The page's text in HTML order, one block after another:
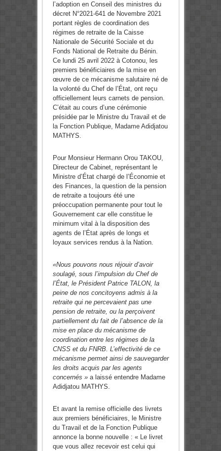
l’adoption en Conseil des ministres du
décret N°2021-641 de Novembre 2021
portant règles de coordination des
régimes de retraite de la Caisse
Nationale de Sécurité Sociale et du
Fonds National de Retraite du Bénin.
Ce lundi 25 avril 2022 à Cotonou, les
premiers bénéficiaires de la mise en
œuvre de ce mécanisme salutaire né de
la volonté du Chef de l’État, ont reçu
officiellement leurs carnets de pension.
C’était au cours d’une cérémonie
présidée par le Ministre du Travail et de
la Fonction Publique, Madame Adidjatou
MATHYS.
Pour Monsieur Hermann Orou TAKOU,
Directeur de Cabinet, représentant le
Ministre d’État chargé de l’Économie et
des Finances, la question de la pension
de retraite a toujours été une
préoccupation permanente pour tout le
Gouvernement car elle constitue le
minimum vital à la disposition des
agents de l’État après de longs et
loyaux services rendus à la Nation.
«Nous pouvons nous réjouir d’avoir
soulagé, sous l’impulsion du Chef de
l’État, le Président Patrice TALON, la
peine de nos concitoyens admis à la
retraite qui ne percevaient pas une
pension de retraite, ou la perçoivent
partiellement du fait de l’absence de la
mise en place du mécanisme de
coordination entre les régimes de la
CNSS et du FNRB. L’effectivité de ce
mécanisme permet ainsi de sauvegarder
les droits acquis par les agents
concernés »a laissé entendre Madame
Adidjatou MATHYS.
Et avant la remise officielle des livrets
aux premiers bénéficiaires, le Ministre
du Travail et de la Fonction Publique
annonce la bonne nouvelle : « Le livret
que vous allez recevoir est celui qui